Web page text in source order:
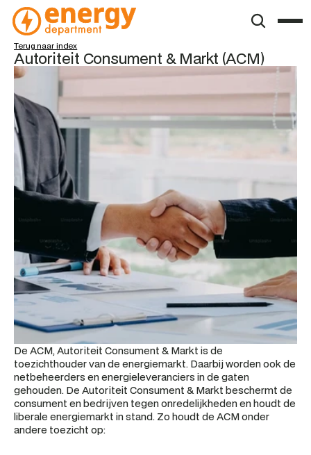
Terug naar index
Autoriteit Consument & Markt (ACM)
De ACM, Autoriteit Consument & Markt is de
toezichthouder van de energiemarkt. Daarbij worden ook de
netbeheerders en energieleveranciers in de gaten
gehouden. De Autoriteit Consument & Markt beschermt de
consument en bedrijven tegen onredelijkheden en houdt de
liberale energiemarkt in stand. Zo houdt de ACM onder
andere toezicht op: